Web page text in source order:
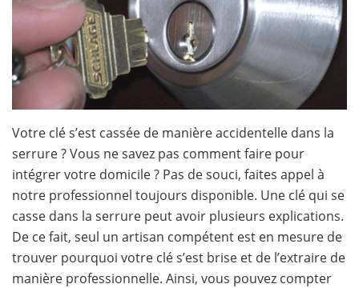
Votre clé s’est cassée de manière accidentelle dans la
serrure ? Vous ne savez pas comment faire pour
intégrer votre domicile ? Pas de souci, faites appel à
notre professionnel toujours disponible. Une clé qui se
casse dans la serrure peut avoir plusieurs explications.
De ce fait, seul un artisan compétent est en mesure de
trouver pourquoi votre clé s’est brise et de l’extraire de
manière professionnelle. Ainsi, vous pouvez compter